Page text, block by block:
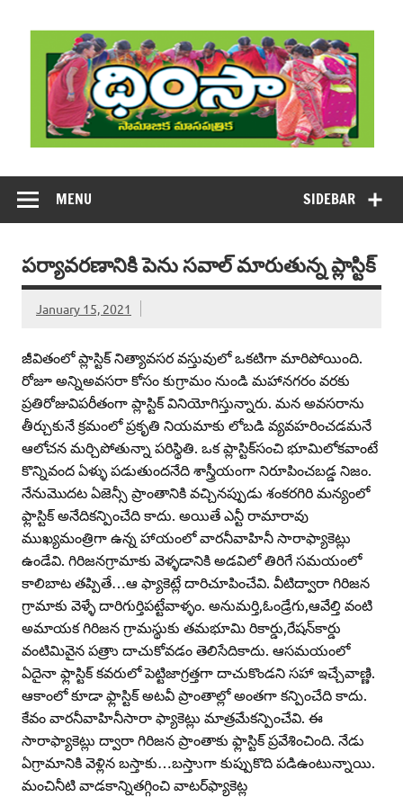
content
DHIMSA
SIDEBAR
MENU
పర్యావరణానికి పెను సవాల్‌ మారుతున్న ప్లాస్టిక్‌
January 15, 2021
జీవితంలో ప్లాస్టిక్‌ నిత్యావసర వస్తువులో ఒకటిగా మారిపోయింది.
రోజూ అన్నిఅవసరా కోసం కుగ్రామం నుండి మహానగరం వరకు
ప్రతిరోజువిపరీతంగా ప్లాస్టిక్‌ వినియోగిస్తున్నారు. మన అవసరాను
తీర్చుకునే క్రమంలో ప్రకృతి నియమాకు లోబడి వ్యవహరించడమనే
ఆలోచన మర్చిపోతున్నా పరిస్థితి. ఒక ప్లాస్టిక్‌సంచి భూమిలోకవాంటే
కొన్నివంద ఏళ్ళు పడుతుందనేది శాస్త్రీయంగా నిరూపించబడ్డ నిజం.
నేనుమొదట ఏజెన్సీ ప్రాంతానికి వచ్చినప్పుడు శంకరగిరి మన్యంలో
ఫ్లాస్టిక్‌ అనేదికన్పించేది కాదు. అయితే ఎన్టీ రామారావు
ముఖ్యమంత్రిగా ఉన్న హాయంలో వారనీవాహినీ సారాఫ్యాకెట్లు
ఉండేవి. గిరిజనగ్రామాకు వెళ్ళడానికి అడవిలో తిరిగే సమయంలో
కాలిబాట తప్పితే…ఆ ఫ్యాకెట్లే దారిచూపించేవి. వీటిద్వారా గిరిజన
గ్రామాకు వెళ్ళే దారిగుర్తిపట్టేవాళ్ళం. అనుమర్తి,ఓండ్రేగు,ఆవేల్తి వంటి
అమాయక గిరిజన గ్రామస్థుకు తమభూమి రికార్డు,రేషన్‌కార్డు
వంటిమివైన పత్రాు దాచుకోవడం తెలిసేదికాదు. ఆసమయంలో
ఏదైనా ఫ్లాస్టిక్‌ కవరులో పెట్టిజాగ్రత్తగా దాచుకొండని సహా ఇచ్చేవాణ్ణి.
ఆకాంలో కూడా ఫ్లాస్టిక్‌ అటవీ ప్రాంతాల్లో అంతగా కన్పించేది కాదు.
కేవం వారనీవాహినీసారా ఫ్యాకెట్లు మాత్రమేకన్పించేవి. ఈ
సారాఫ్యాకెట్లు ద్వారా గిరిజన ప్రాంతాకు ఫ్లాస్టిక్‌ ప్రవేశించింది. నేడు
ఏగ్రామానికి వెళ్లిన బస్తాకు…బస్తాుగా కుప్పుకొది పడిఉంటున్నాయి.
మంచినీటి వాడకాన్నితగ్గించి వాటర్‌ఫ్యాకెట్ల